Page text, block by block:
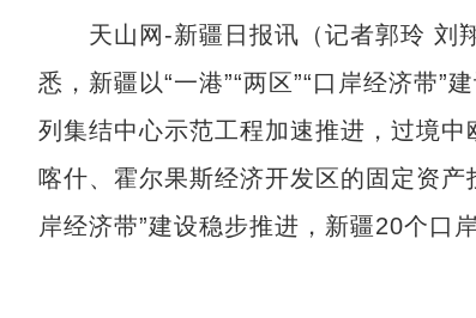
天山网-新疆日报讯（记者郭玲 刘翔
悉，新疆以“一港”“两区”“口岸经济带”
列集结中心示范工程加速推进，过境
喀什、霍尔果斯经济开发区的固定资
岸经济带”建设稳步推进，新疆20个口